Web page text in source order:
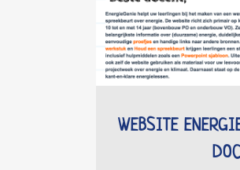
WEBSITE